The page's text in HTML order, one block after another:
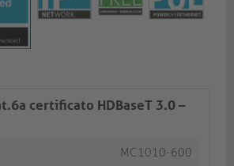
certificato HDBaseT 3.0 –
MC1010-600